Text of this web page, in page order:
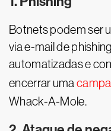
Botnets podem ser
via e-mail de
automatizadas e
encerrar uma
Whack-A-Mole.